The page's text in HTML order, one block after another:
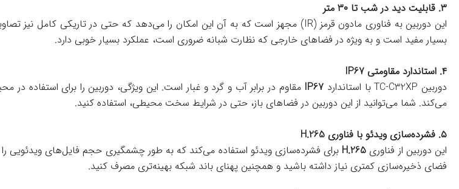
۳. قابلیت دید در شب تا ۳۰ متر
بسیار مفید است و به ویژه در فضاهای خارجی که نظارت شبانه ضروری است، عملکرد بسیار خوبی دارد.
۴. استاندارد مقاومتی IP67
دوربین TC-C32XP با استاندارد
IP67 مقاوم در برابر آب و گرد و غبار است. این ویژگی، دوربین را برای استفاده
می‌کند. شما می‌توانید از این دوربین در فضاهای باز، حتی در شرایط سخت محیطی، استفاده کنید.
۵. فشرده‌سازی ویدئو با فناوری H.265
این دوربین از فناوری H.265 برای فشرده‌سازی ویدئو استفاده می‌کند که به طور چشمگیری حجم فایل‌های
فضای ذخیره‌سازی کمتری نیاز داشته باشید و همچنین پهنای باند شبکه بهینه‌تری مصرف کنید.